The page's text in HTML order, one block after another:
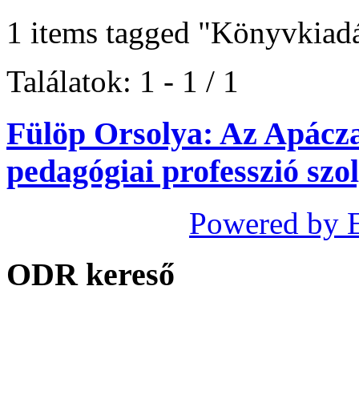
1 items tagged
Találatok: 1 - 1 / 1
Fülöp Orsolya: Az
pedagógiai professzió
Powered by
ODR kereső